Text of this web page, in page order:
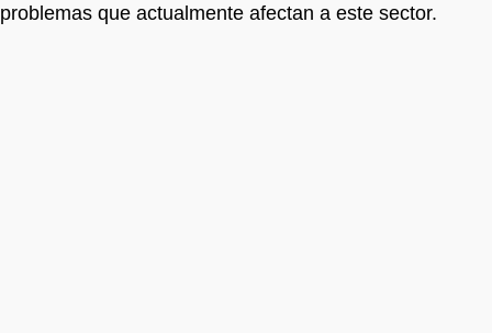
problemas que actualmente afectan a este sector.